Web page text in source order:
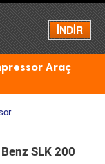
İNDİR
Menü
Araç
SLK 200